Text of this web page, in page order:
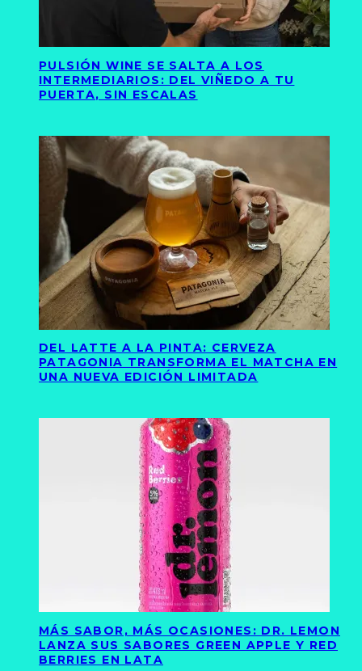
PULSIÓN WINE SE SALTA A LOS
INTERMEDIARIOS: DEL VIÑEDO A TU
PUERTA, SIN ESCALAS
DEL LATTE A LA PINTA: CERVEZA
PATAGONIA TRANSFORMA EL MATCHA EN
UNA NUEVA EDICIÓN LIMITADA
MÁS SABOR, MÁS OCASIONES: DR. LEMON
LANZA SUS SABORES GREEN APPLE Y RED
BERRIES EN LATA